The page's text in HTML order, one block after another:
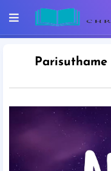
Parisuthame